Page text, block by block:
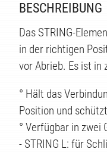
BESCHREIBUNG
Das STRING-
in der richtigen
vor Abrieb. Es ist in
° Hält das
Position und
° Verfügbar in zwei
- STRING L: für